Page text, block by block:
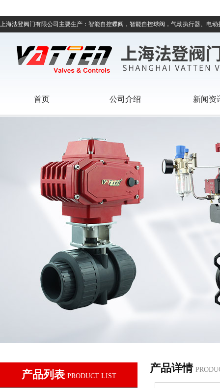
上海法登阀门有限公司主要生产：智能自控蝶阀，智能自控球阀，气动执行器、电
首页 公司介绍 新闻资
产品列表 PRODUCT LIST
产品详情